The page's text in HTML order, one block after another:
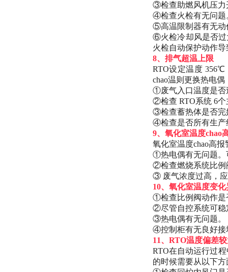
③检查助燃风机压力
④检查火检有无问题
⑤高温限制器有无动
⑥火检冷却风是否过
火检自动保护动作
8、排气超温上限
RTO设定温度 356℃
chao温则更换热电
①废气入口温度是否
②检查 RTO系统 6个
③检查蓄热体是否完
④检查是否所有生产
9、氧化室温度chao
氧化室温度chao高
①热电偶有无问题。
②检查燃烧系统比例
③ 废气浓度过高，
10、氧化室温度变化
①检查比例阀动作是
②尽管自控系统可稳
③热电偶有无问题。
④控制柜有无良好接
11、RTO温度偏差
RTO在自动运行过
的时候需要从以下